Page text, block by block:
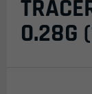
0.28G